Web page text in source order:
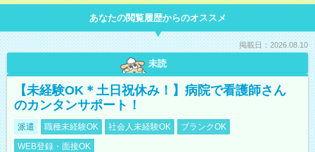
あなたの閲覧履歴からのオススメ
掲載日：2026.08.10
未読
【未経験OK＊土日祝休み！】病院で看護師さん
のカンタンサポート！
派遣 職種未経験OK 社会人未経験OK
ブランクOK
WEB登録・面接OK